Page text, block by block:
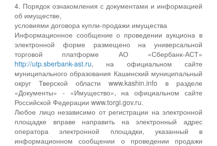
4. Порядок ознакомления с документами и информацией
об имуществе,
условиями договора купли-продажи имущества
Информационное сообщение о проведении аукциона в
электронной форме размещено на универсальной
торговой платформе АО «Сбербанк-АСТ»
http://utp.sberbank-ast.ru, на официальном сайте
муниципального образования Кашинский муниципальный
округ Тверской области www.kashin.info в разделе
«Документы» - «Имущество», на официальном сайте
Российской Федерации www.torgi.gov.ru.
Любое лицо независимо от регистрации на электронной
площадке вправе направить на электронный адрес
оператора электронной площадки, указанный в
информационном сообщении о проведении продажи